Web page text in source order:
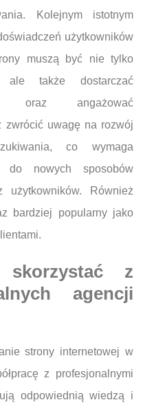
Kolejnym istotnym
użytkowników
muszą być nie tylko
ale także dostarczać
oraz angażować
zwrócić uwagę na rozwój
co wymaga
do nowych sposobów
użytkowników. Również
bardziej popularny jako
skorzystać z
agencji
strony internetowej w
z profesjonalnymi
odpowiednią wiedzą i